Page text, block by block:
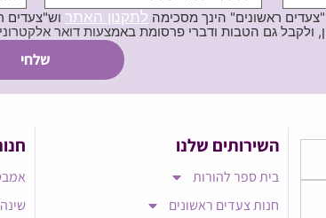
ראשונים" הינך מסכימה לתקנון האתר וש"צעדים
הטבות ודברי פרסומת באמצעות דואר אלקטרוני ומסרונים. תוכלי להסיר את
השירותים שלנו
בית ספר להורות
חנות צעדים ראשונים